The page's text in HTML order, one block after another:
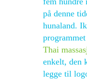
på denne
hunaland.
Thai
enkelt, den
legge til